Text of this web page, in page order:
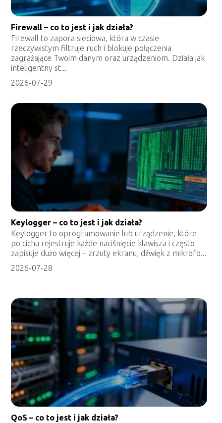
Firewall – co to jest i jak działa?
Firewall to zapora sieciowa, która w czasie
rzeczywistym filtruje ruch i blokuje połączenia
zagrażające Twoim danym oraz urządzeniom. Działa jak
inteligentny st...
2026-07-29
Keylogger – co to jest i jak działa?
Keylogger to oprogramowanie lub urządzenie, które
po cichu rejestruje każde naciśnięcie klawisza i często
zapisuje dużo więcej – zrzuty ekranu, dźwięk z mikrofo...
2026-07-28
QoS – co to jest i jak działa?